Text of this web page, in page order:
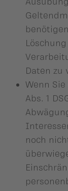
Daten zu
Wenn
Abs. 1
noch